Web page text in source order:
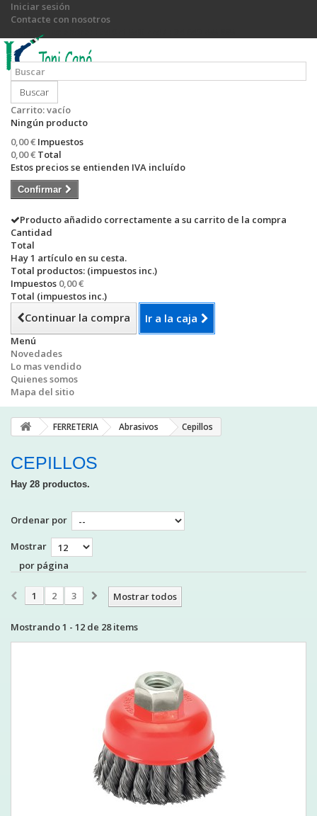
Iniciar sesión
Contacte con nosotros
Llámanos ahora:
Buscar
Carrito:vacío
Ningún producto
0,00 € Impuestos
0,00 € Total
Estos precios se entienden IVA incluído
Confirmar
Producto añadido correctamente a su carrito de la compra
Cantidad
Total
Hay 1 artículo en su cesta.
Total productos: (impuestos inc.)
Impuestos 0,00 €
Total (impuestos inc.)
Continuar la compra Ir a la caja
Menú
Novedades
Lo mas vendido
Quienes somos
Mapa del sitio
FERRETERIA Abrasivos Cepillos
CEPILLOS
Hay 28 productos.
Ordenar por
Mostrar
por página
Mostrar todos
1 2 3
Mostrando 1 - 12 de 28 items